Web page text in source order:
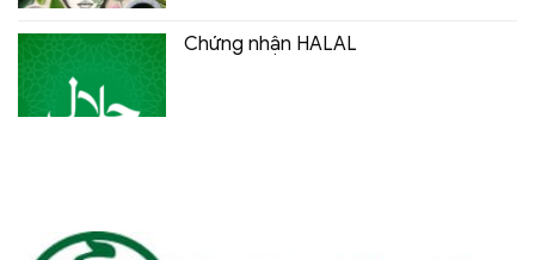
Chứng nhận HALAL